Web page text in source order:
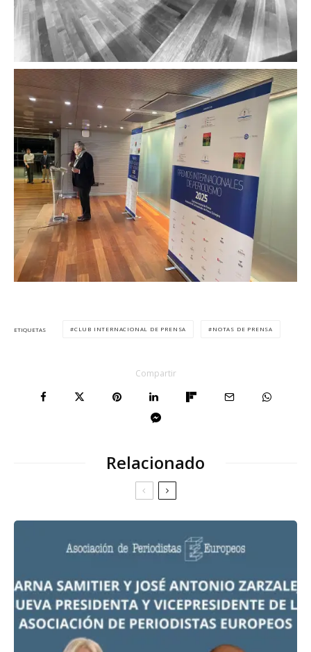
ETIQUETAS CLUB INTERNACIONAL DE PRENSA NOTAS DE PRENSA
Compartir
Relacionado